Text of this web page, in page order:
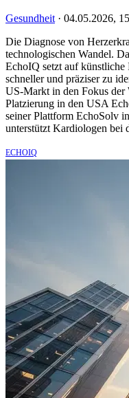
Gesundheit · 04.05.2026,
Die Diagnose von
technologischen Wandel.
EchoIQ setzt auf
schneller und präziser zu
US-Markt in den Fokus der
Platzierung in den USA
seiner Plattform EchoSolv
unterstützt Kardiologen
ECHOIQ